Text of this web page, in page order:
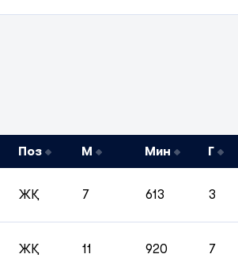
Поз М Мин Г
ЖҚ 7 613 3
ЖҚ 11 920 7